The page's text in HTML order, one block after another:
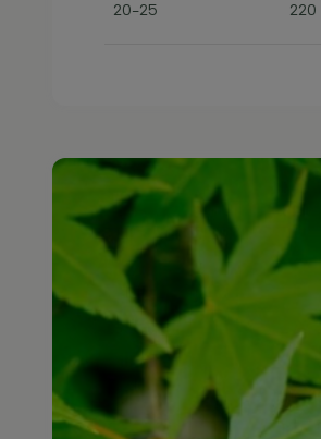
20-25 220